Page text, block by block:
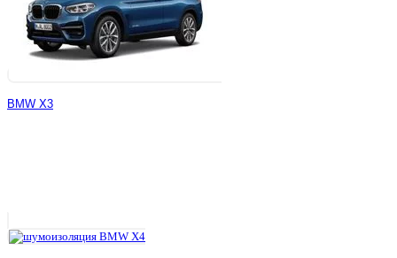
BMW X3